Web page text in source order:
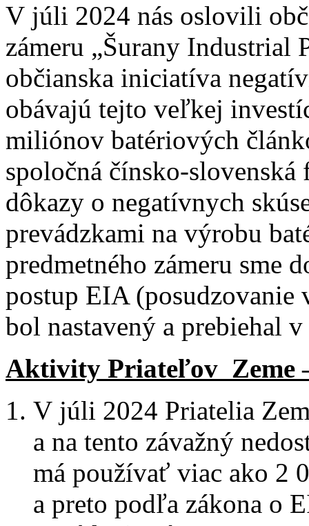
V júli 2024 nás oslovili
zámeru „Šurany Industrial
občianska iniciatíva
obávajú tejto veľkej
miliónov batériových
spoločná čínsko-
dôkazy o negatívnych
prevádzkami na výrobu
predmetného zámeru sme
postup EIA
bol nastavený a prebiehal
Aktivity Priateľov Zeme
V júli 2024 Priatelia
a na tento závažný
má používať viac ako 2
a preto podľa zákona o